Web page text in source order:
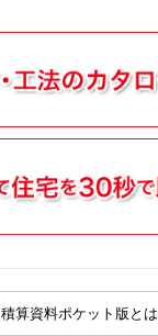
積算資料ポケット版とは